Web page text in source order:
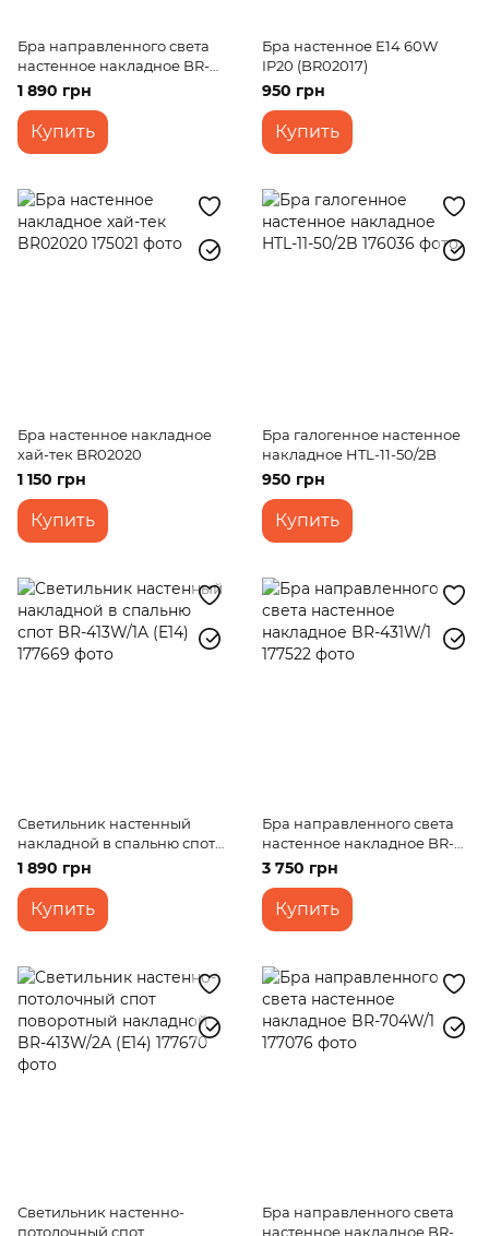
Бра направленного света
настенное накладное BR-
705W/1
1 890 грн
Купить
Бра настенное E14 60W
IP20 (BR02017)
950 грн
Купить
Бра настенное накладное
хай-тек BR02020
1 150 грн
Купить
Бра галогенное настенное
накладное HTL-11-50/2B
950 грн
Купить
Светильник настенный
накладной в спальню спот
BR-413W/1A (E14)
1 890 грн
Купить
Бра направленного света
настенное накладное BR-
431W/1
3 750 грн
Купить
Светильник настенно-
потолочный спот
Бра направленного света
настенное накладное BR-